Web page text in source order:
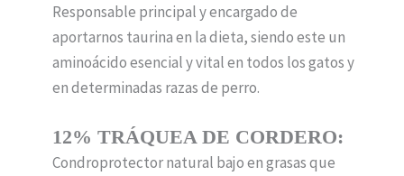
Responsable principal y encargado de
aportarnos taurina en la dieta, siendo este un
aminoácido esencial y vital en todos los gatos y
en determinadas razas de perro.
12% TRÁQUEA DE CORDERO:
Condroprotector natural bajo en grasas que